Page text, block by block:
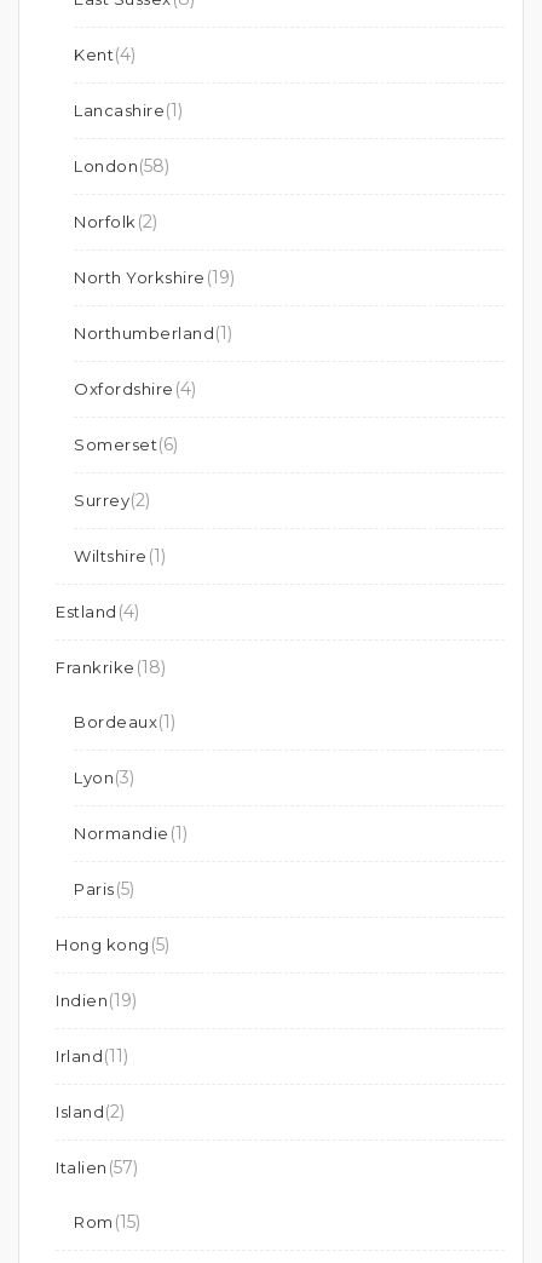
Kent(4)
Lancashire(1)
London(58)
Norfolk (2)
North Yorkshire (19)
Northumberland(1)
Oxfordshire (4)
Somerset(6)
Surrey(2)
Wiltshire (1)
Estland (4)
Frankrike (18)
Bordeaux(1)
Lyon(3)
Normandie (1)
Paris(5)
Hong kong (5)
Indien(19)
Irland(11)
Island(2)
Italien (57)
Rom (15)